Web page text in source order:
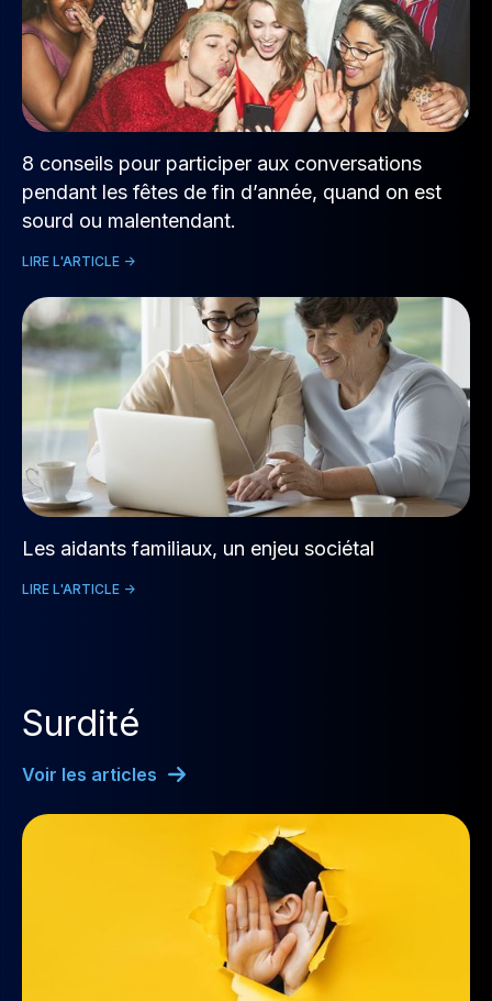
8 conseils pour participer aux conversations
pendant les fêtes de fin d’année, quand on est
sourd ou malentendant.
LIRE L'ARTICLE ->
Les aidants familiaux, un enjeu sociétal
LIRE L'ARTICLE ->
Surdité
Voir les articles